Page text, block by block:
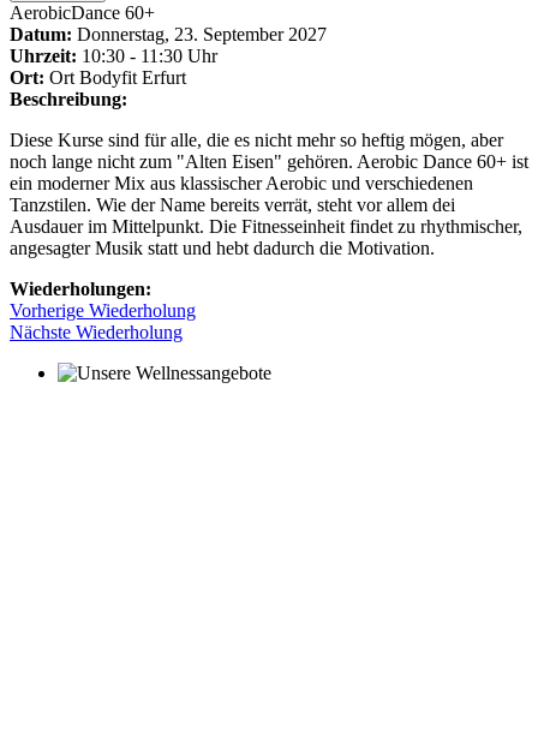
AerobicDance 60+
Datum: Donnerstag, 23. September 2027
Uhrzeit: 10:30 - 11:30 Uhr
Ort: Ort Bodyfit Erfurt
Beschreibung:
Diese Kurse sind für alle, die es nicht mehr so heftig mögen, aber
noch lange nicht zum "Alten Eisen" gehören. Aerobic Dance 60+ ist
ein moderner Mix aus klassischer Aerobic und verschiedenen
Tanzstilen. Wie der Name bereits verrät, steht vor allem dei
Ausdauer im Mittelpunkt. Die Fitnesseinheit findet zu rhythmischer,
angesagter Musik statt und hebt dadurch die Motivation.
Wiederholungen:
Vorherige Wiederholung
Nächste Wiederholung